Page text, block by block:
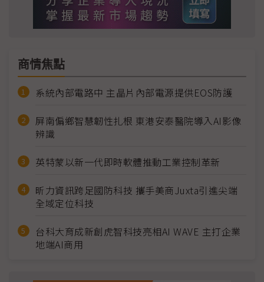
商情焦點
系統內部電路中 主晶片內部電源提供EOS防護
屏南偏鄉智慧韌性扎根 東港安泰醫院導入AI影像
辨識
英特蒙以新一代即時軟體推動工業控制革新
昕力資訊跨足國防科技 攜手美商Juxta引進尖端
全域定位科技
台科大育成新創虎智科技亮相AI WAVE 主打企業
地端AI商用